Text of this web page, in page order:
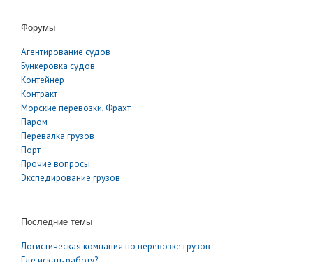
Форумы
Агентирование судов
Бункеровка судов
Контейнер
Контракт
Морские перевозки, Фрахт
Паром
Перевалка грузов
Порт
Прочие вопросы
Экспедирование грузов
Последние темы
Логистическая компания по перевозке грузов